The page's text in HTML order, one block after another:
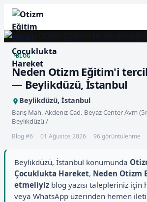
BLOG
Neden Otizm Eğitim'i
— Beylikdüzü, İstanbul
Beylikdüzü, İstanbul
Barış Mah. Akdeniz Cad. Beyaz Center Avm
Beylikdüzü /
Blog #6 01 Ağustos 2026 96 görüntülenme
Beylikdüzü, İstanbul konumunda
Çocuklukta Hareket, Neden Otizm
etmeliyizblog yazısı talepleriniz için
veya WhatsApp üzerinden hemen